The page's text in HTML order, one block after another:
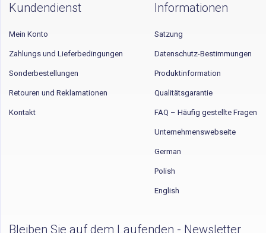
Kundendienst
Mein Konto
Zahlungs und Lieferbedingungen
Sonderbestellungen
Retouren und Reklamationen
Kontakt
Informationen
Satzung
Datenschutz-Bestimmungen
Produktinformation
Qualitätsgarantie
FAQ – Häufig gestellte Fragen
Unternehmenswebseite
German
Polish
English
Bleiben Sie auf dem Laufenden - Newsletter